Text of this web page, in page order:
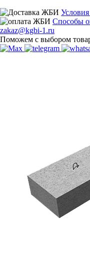
Способы
zakaz@kgbi-1.ru
Поможем с выбором